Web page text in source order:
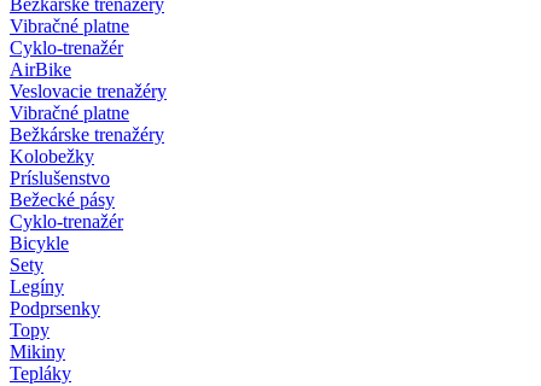
Vibračné platne
Cyklo-trenažér
AirBike
Veslovacie trenažéry
Vibračné platne
Bežkárske trenažéry
Kolobežky
Príslušenstvo
Bežecké pásy
Cyklo-trenažér
Bicykle
Sety
Legíny
Podprsenky
Topy
Mikiny
Tepláky